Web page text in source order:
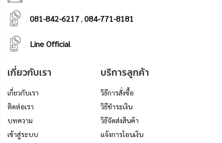
081-842-6217 , 084-771-8181
Line Official
เกี่ยวกับเรา
เกี่ยวกับเรา
ติดต่อเรา
บทความ
เข้าสู่ระบบ
บริการลูกค้า
วิธีการสั่งซื้อ
วิธีชำระเงิน
วิธีจัดส่งสินค้า
แจ้งการโอนเงิน